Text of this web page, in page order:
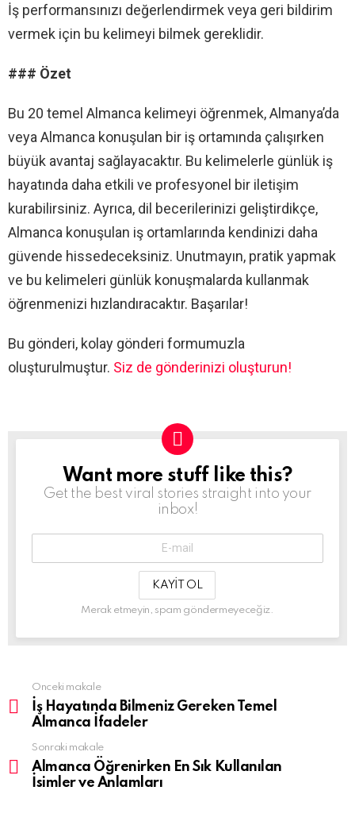
İş performansınızı değerlendirmek veya geri bildirim
vermek için bu kelimeyi bilmek gereklidir.
### Özet
Bu 20 temel Almanca kelimeyi öğrenmek, Almanya’da
veya Almanca konuşulan bir iş ortamında çalışırken
büyük avantaj sağlayacaktır. Bu kelimelerle günlük iş
hayatında daha etkili ve profesyonel bir iletişim
kurabilirsiniz. Ayrıca, dil becerilerinizi geliştirdikçe,
Almanca konuşulan iş ortamlarında kendinizi daha
güvende hissedeceksiniz. Unutmayın, pratik yapmak
ve bu kelimeleri günlük konuşmalarda kullanmak
öğrenmenizi hızlandıracaktır. Başarılar!
Bu gönderi, kolay gönderi formumuzla
oluşturulmuştur. Siz de gönderinizi oluşturun!
NEWSLETTER
Want more stuff like this?
Get the best viral stories straight into your
inbox!
Adresin:
Merak etmeyin, spam göndermeyeceğiz.
more
Önceki makale
İş Hayatında Bilmeniz Gereken Temel
Almanca İfadeler
Sonraki makale
Almanca Öğrenirken En Sık Kullanılan
İsimler ve Anlamları